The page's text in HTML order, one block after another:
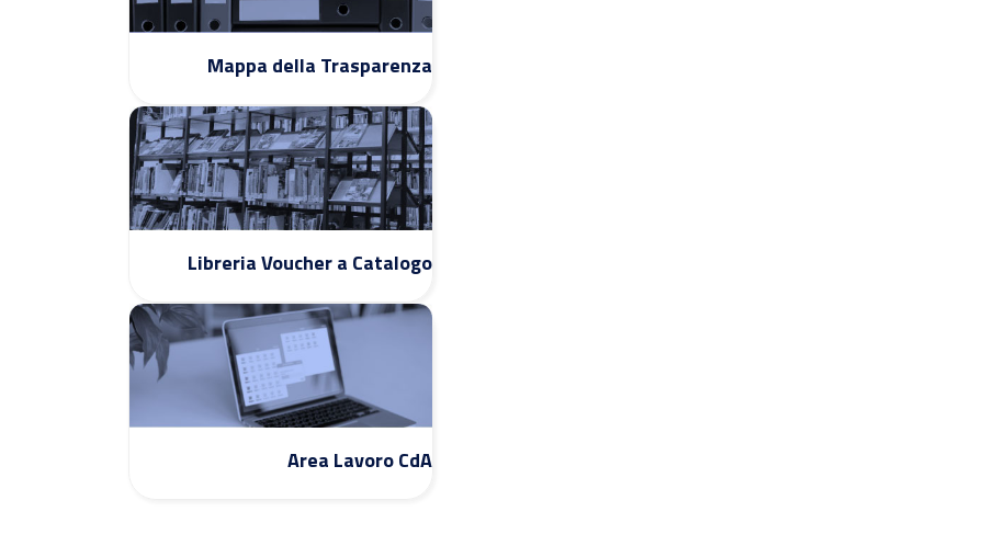
Mappa della Trasparenza
Libreria Voucher a Catalogo
Area Lavoro CdA